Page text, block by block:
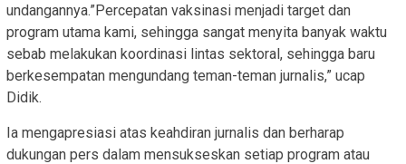
undangannya.”Percepatan vaksinasi menjadi target dan
program utama kami, sehingga sangat menyita banyak waktu
sebab melakukan koordinasi lintas sektoral, sehingga baru
berkesempatan mengundang teman-teman jurnalis,” ucap
Didik.
Ia mengapresiasi atas keahdiran jurnalis dan berharap
dukungan pers dalam mensukseskan setiap program atau